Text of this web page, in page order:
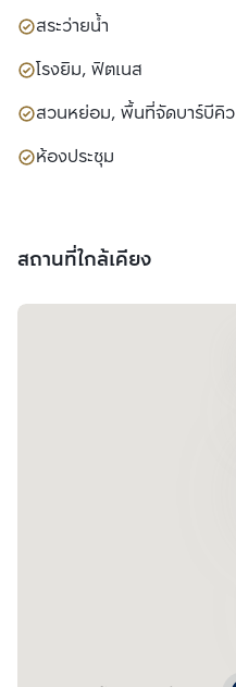
สระว่ายน้ำ
โรงยิม, ฟิตเนส
สวนหย่อม, พื้นที่จัดบาร์บีคิว
ห้องประชุม
สถานที่ใกล้เคียง